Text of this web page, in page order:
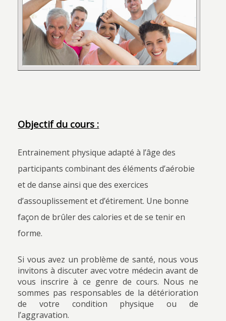
Objectif du cours :
Entrainement physique adapté à l’âge des
participants combinant des éléments d’aérobie
et de danse ainsi que des exercices
d’assouplissement et d’étirement. Une bonne
façon de brûler des calories et de se tenir en
forme.
Si vous avez un problème de santé, nous vous
invitons à discuter avec votre médecin avant de
vous inscrire à ce genre de cours. Nous ne
sommes pas responsables de la détérioration
de votre condition physique ou de
l’aggravation.